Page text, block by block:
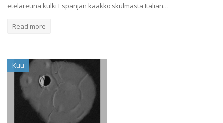
eteläreuna kulki Espanjan kaakkoiskulmasta Italian…
Read more
Kuu